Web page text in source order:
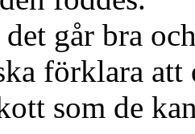
går bra
förklara
som de